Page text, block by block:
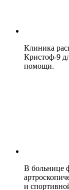
Клиника
Кристоф-9
помощи.
В больнице
и